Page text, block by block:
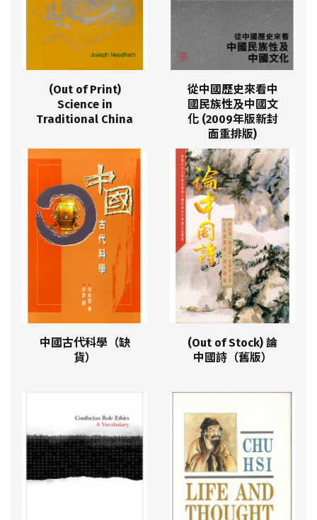
(Out of Print)
Science in
Traditional China
從中國歷史來看中
國民族性及中國文
化 (2009年版新封
面重排版)
中國古代科學（缺
貨）
(Out of Stock) 論
中國詩（舊版）